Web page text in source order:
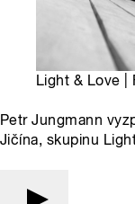
Light & Love |
Petr Jungmann
Jičína, skupinu